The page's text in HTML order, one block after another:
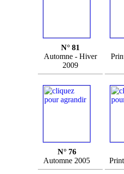
N° 81
Automne - Hiver
2009
N° 76
Automne 2005